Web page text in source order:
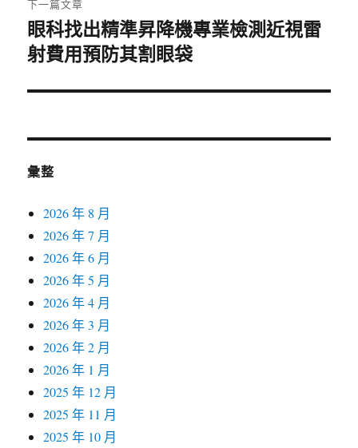
下一篇文章
下
一
文
眼科找出精準昇降機專業檢測近視雷
射費用預防其割眼袋
彙整
2026 年 8 月
2026 年 7 月
2026 年 6 月
2026 年 5 月
2026 年 4 月
2026 年 3 月
2026 年 2 月
2026 年 1 月
2025 年 12 月
2025 年 11 月
2025 年 10 月